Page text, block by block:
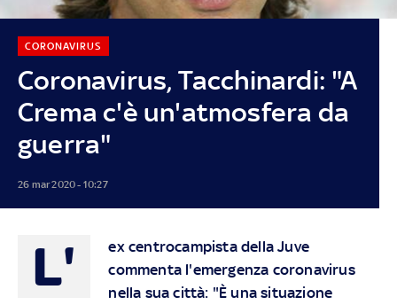
Coronavirus, Tacchinardi: "A
Crema c'è un'atmosfera da
guerra"
CORONAVIRUS
26 mar 2020 - 10:27
L'
ex centrocampista della Juve
commenta l'emergenza coronavirus
nella sua città: "È una situazione